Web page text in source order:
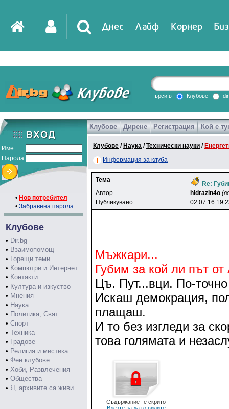
Днес Лайф Корнер
DirTV Impressio
Games
търси в Клубове
Име
Парола
• Нов потребител
• Забравена парола
Клубове
• Dir.bg
• Взаимопомощ
• Горещи теми
• Компютри и Интернет
• Контакти
• Култура и изкуство
• Мнения
• Наука
• Политика, Свят
• Спорт
• Техника
• Градове
• Религия и мистика
• Фен клубове
• Хоби, Развлечения
• Общества
• Я, архивите са живи
Клубове Дирене Регистрация Кой е
Клубове / Наука /Технически науки /
Информация за клуба
Тема
Re:
Автор
hidrazin4o
Публикувано
02.07.16
Мъжкари...
Губим за кой ли път
Цъ. Пут...вци. По-
Искаш демокрация,
плащаш.
И то без изгледи за
това голямата и
Съдържаниет е скрито